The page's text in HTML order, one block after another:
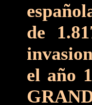
de
el año